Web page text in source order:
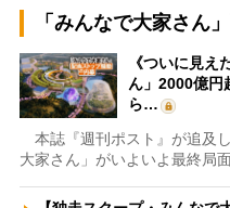
「みんなで大家さん
《ついに見え
ん」2000億円
ら…
本誌『週刊ポスト』が追及
大家さん」がいよいよ最終局